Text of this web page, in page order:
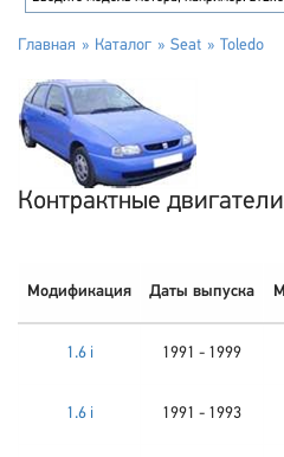
Главная Каталог Seat Toledo
Контрактные
Модификация Даты выпуска
1.6 i 1991 - 1999
1.6 i 1991 - 1993